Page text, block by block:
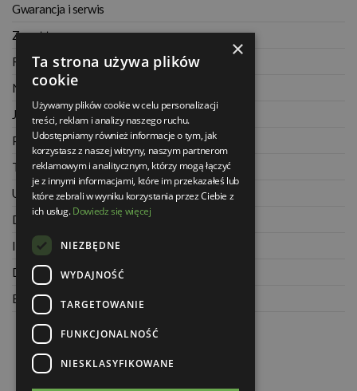
Gwarancja i serwis
Zwrot towaru
Regulamin
Najczęściej zadawane pytania
Jak kupować na raty
Polityka prywatności
Twoje zamówienia
Ustawienia konta
Dane kontaktowe
Informacje o firmie
Dla architektów
Blog
×
Ta strona używa plików
cookie
Używamy plików cookie w celu personalizacji
treści, reklam i analizy naszego ruchu.
Udostępniamy również informacje o tym, jak
korzystasz z naszej witryny, naszym partnerom
reklamowym i analitycznym, którzy mogą łączyć
je z innymi informacjami, które im przekazałeś lub
które zebrali w wyniku korzystania przez Ciebie z
ich usług.Dowiedz się więcej
NIEZBĘDNE
WYDAJNOŚĆ
TARGETOWANIE
FUNKCJONALNOŚĆ
NIESKLASYFIKOWANE